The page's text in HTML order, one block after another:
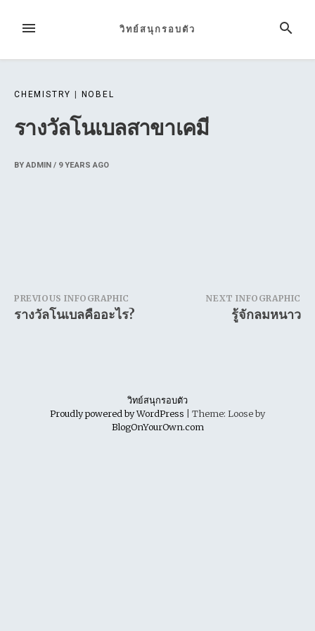
MENU SEARCH
วิทย์สนุกรอบตัว
CHEMISTRY NOBEL
รางวัลโนเบลสาขาเคมี
BYADMIN / 9 YEARS AGO
Post
navigation
PREVIOUS INFOGRAPHIC
รางวัลโนเบลคืออะไร?
NEXT INFOGRAPHIC
รู้จักลมหนาว
วิทย์สนุกรอบตัว
Proudly powered by WordPress
Theme: Loose by
BlogOnYourOwn.com